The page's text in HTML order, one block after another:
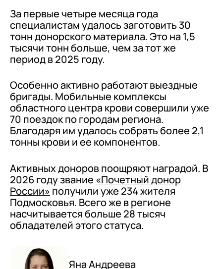
За первые четыре месяца года
специалистам удалось заготовить 30
тонн донорского материала. Это на 1,5
тысячи тонн больше, чем за тот же
период в 2025 году.
Особенно активно работают выездные
бригады. Мобильные комплексы
областного центра крови совершили уже
70 поездок по городам региона.
Благодаря им удалось собрать более 2,1
тонны крови и ее компонентов.
Активных доноров поощряют наградой. В
2026 году звание «Почетный донор
России» получили уже 234 жителя
Подмосковья. Всего же в регионе
насчитывается больше 28 тысяч
обладателей этого статуса.
Яна Андреева